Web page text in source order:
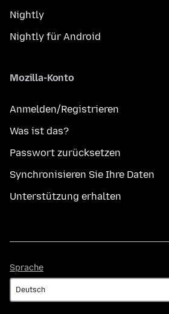
Nightly
Nightly für Android
Mozilla-Konto
Anmelden/Registrieren
Was ist das?
Passwort zurücksetzen
Synchronisieren Sie Ihre Daten
Unterstützung erhalten
Sprache